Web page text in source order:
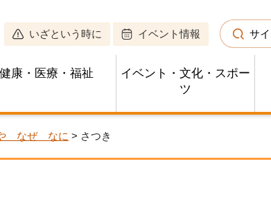
いざという時に イベント情報 サ
健康・医療・福祉
イベント・文化・スポー
ツ
なぜ なに > さつき